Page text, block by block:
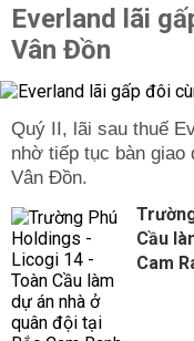
Everland lãi
Vân Đồn
Quý II, lãi sau thuế
nhờ tiếp tục bàn
Vân Đồn.
Cầu
Cam